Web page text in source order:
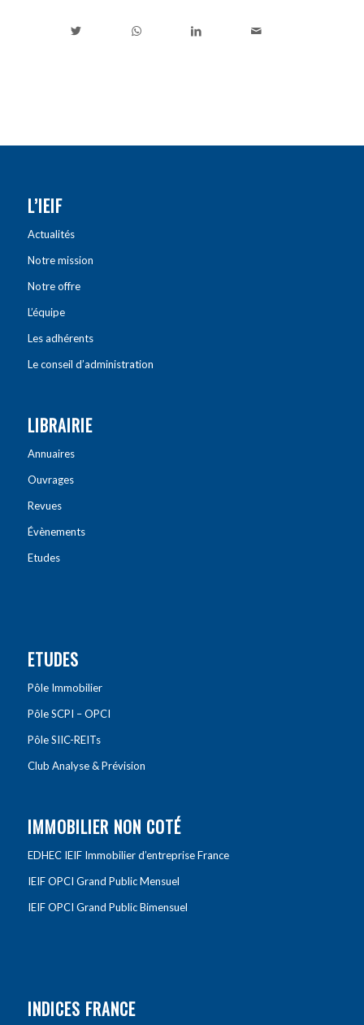
L’IEIF
Actualités
Notre mission
Notre offre
L’équipe
Les adhérents
Le conseil d’administration
LIBRAIRIE
Annuaires
Ouvrages
Revues
Évènements
Etudes
ETUDES
Pôle Immobilier
Pôle SCPI – OPCI
Pôle SIIC-REITs
Club Analyse & Prévision
IMMOBILIER NON COTÉ
EDHEC IEIF Immobilier d’entreprise France
IEIF OPCI Grand Public Mensuel
IEIF OPCI Grand Public Bimensuel
INDICES FRANCE